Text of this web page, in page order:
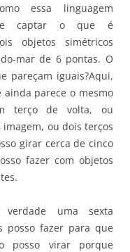
essa linguagem
captar o que é
objetos simétricos
mar de 6 pontas. O
pareçam iguais?Aqui,
parece o mesmo
terço de volta, ou
ou dois terços
girar cerca de cinco
fazer com objetos
uma sexta
posso fazer para que
posso virar porque